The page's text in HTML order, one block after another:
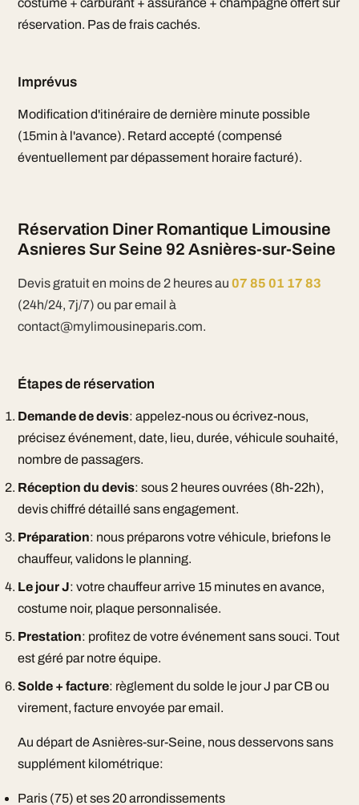
costume + carburant + assurance + champagne offert sur
réservation. Pas de frais cachés.
Imprévus
Modification d'itinéraire de dernière minute possible
(15min à l'avance). Retard accepté (compensé
éventuellement par dépassement horaire facturé).
Réservation Diner Romantique Limousine
Asnieres Sur Seine 92 Asnières-sur-Seine
Devis gratuit en moins de 2 heures au 07 85 01 17 83
(24h/24, 7j/7) ou par email à
contact@mylimousineparis.com.
Étapes de réservation
Demande de devis: appelez-nous ou écrivez-nous,
précisez événement, date, lieu, durée, véhicule souhaité,
nombre de passagers.
Réception du devis: sous 2 heures ouvrées (8h-22h),
devis chiffré détaillé sans engagement.
Préparation: nous préparons votre véhicule, briefons le
chauffeur, validons le planning.
Le jour J: votre chauffeur arrive 15 minutes en avance,
costume noir, plaque personnalisée.
Prestation: profitez de votre événement sans souci. Tout
est géré par notre équipe.
Solde + facture: règlement du solde le jour J par CB ou
virement, facture envoyée par email.
Au départ de Asnières-sur-Seine, nous desservons sans
supplément kilométrique:
Paris (75) et ses 20 arrondissements